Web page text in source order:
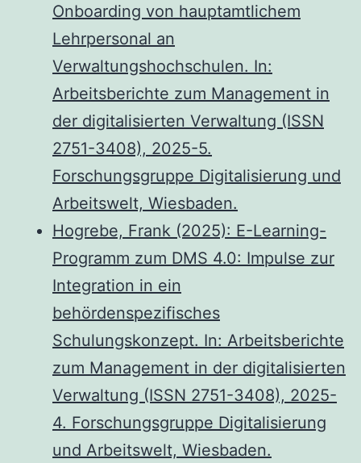
Onboarding von hauptamtlichem
Lehrpersonal an
Verwaltungshochschulen. In:
Arbeitsberichte zum Management in
der digitalisierten Verwaltung (ISSN
2751-3408), 2025-5.
Forschungsgruppe Digitalisierung und
Arbeitswelt, Wiesbaden.
Hogrebe, Frank (2025): E-Learning-
Programm zum DMS 4.0: Impulse zur
Integration in ein
behördenspezifisches
Schulungskonzept. In: Arbeitsberichte
zum Management in der digitalisierten
Verwaltung (ISSN 2751-3408), 2025-
4. Forschungsgruppe Digitalisierung
und Arbeitswelt, Wiesbaden.